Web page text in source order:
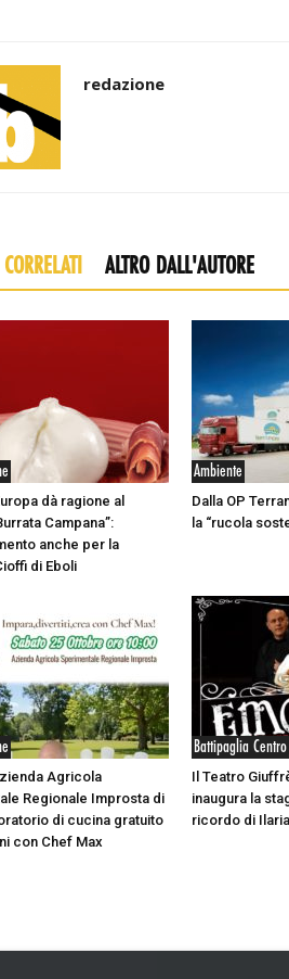
redazione
ALTRO DALL'AUTORE
dà ragione al
Campana”:
anche per la
di Eboli
Ambiente
Dalla OP
la “rucola
Agricola
Regionale Improsta di
di cucina gratuito
con Chef Max
Battipaglia Centro
Il Teatro
inaugura la
ricordo di